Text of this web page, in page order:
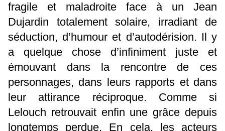
fragile et maladroite face à un Jean
Dujardin totalement solaire, irradiant de
séduction, d’humour et d’autodérision. Il y
a quelque chose d’infiniment juste et
émouvant dans la rencontre de ces
personnages, dans leurs rapports et dans
leur attirance réciproque. Comme si
Lelouch retrouvait enfin une grâce depuis
longtemps perdue. En cela, les acteurs